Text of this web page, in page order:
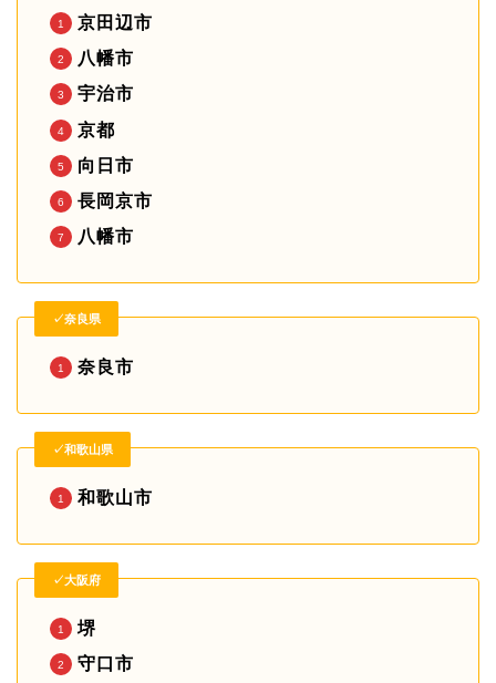
京田辺市
八幡市
宇治市
京都
向日市
長岡京市
八幡市
✓奈良県
奈良市
✓和歌山県
和歌山市
✓大阪府
堺
守口市